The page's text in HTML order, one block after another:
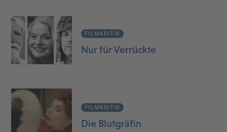
FILMKRITIK
Nur für Verrückte
FILMKRITIK
Die Blutgräfin